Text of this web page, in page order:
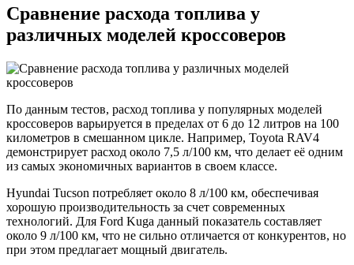
Сравнение расхода топлива у
различных моделей кроссоверов
По данным тестов, расход топлива у популярных моделей
кроссоверов варьируется в пределах от 6 до 12 литров на 100
километров в смешанном цикле. Например, Toyota RAV4
демонстрирует расход около 7,5 л/100 км, что делает её одним
из самых экономичных вариантов в своем классе.
Hyundai Tucson потребляет около 8 л/100 км, обеспечивая
хорошую производительность за счет современных
технологий. Для Ford Kuga данный показатель составляет
около 9 л/100 км, что не сильно отличается от конкурентов, но
при этом предлагает мощный двигатель.